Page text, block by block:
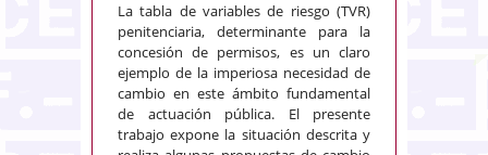
La tabla de variables de riesgo (TVR)
penitenciaria, determinante para la
concesión de permisos, es un claro
ejemplo de la imperiosa necesidad de
cambio en este ámbito fundamental
de actuación pública. El presente
trabajo expone la situación descrita y